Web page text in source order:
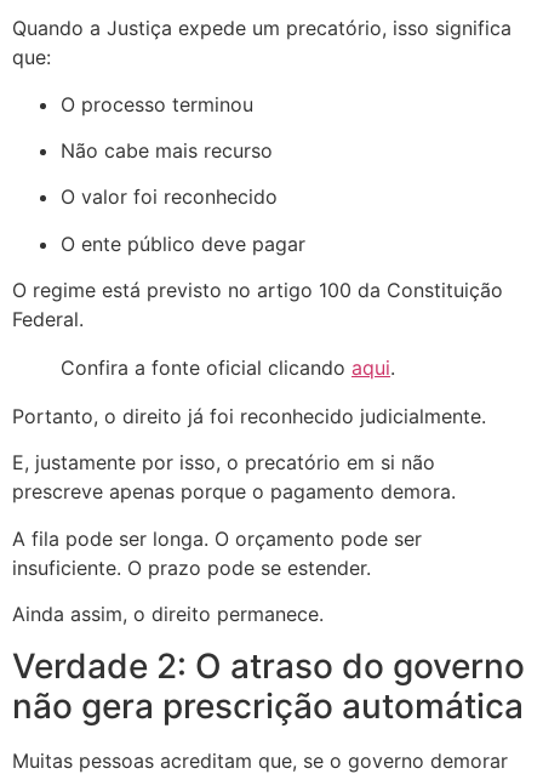
Quando a Justiça expede um precatório, isso significa
que:
O processo terminou
Não cabe mais recurso
O valor foi reconhecido
O ente público deve pagar
O regime está previsto no artigo 100 da Constituição
Federal.
Confira a fonte oficial clicando aqui.
Portanto, o direito já foi reconhecido judicialmente.
E, justamente por isso, o precatório em si não
prescreve apenas porque o pagamento demora.
A fila pode ser longa. O orçamento pode ser
insuficiente. O prazo pode se estender.
Ainda assim, o direito permanece.
Verdade 2: O atraso do governo
não gera prescrição automática
Muitas pessoas acreditam que, se o governo demorar